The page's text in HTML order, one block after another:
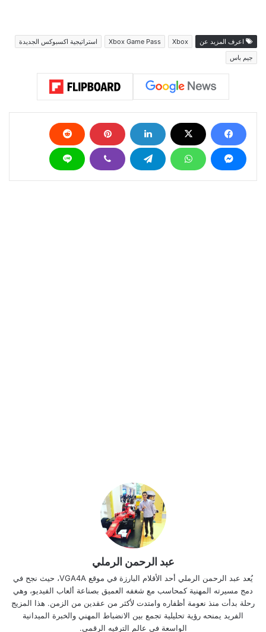
اعرف المزيد عن Xbox
Xbox Game Pass
استراتيجية اكسبوكس الجديدة
جيم باس
عبد الرحمن الرملي
يُعد عبد الرحمن الرملي أحد الأقلام البارزة في موقع VGA4A، حيث نجح في
دمج مسيرته المهنية كمحاسب مع شغفه العميق بصناعة ألعاب الفيديو، وهي
رحلة بدأت منذ نعومة أظفاره وامتدت لأكثر من عقدين من الزمن. هذا المزيج
الفريد يمنحه رؤية تحليلية تجمع بين الانضباط المهني والخبرة الميدانية
الواسعة في عالم الترفيه الرقمي.